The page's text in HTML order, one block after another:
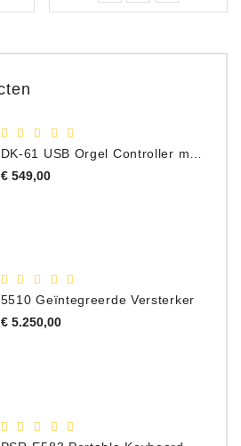
€ 549,00Prijs
5510 Geïntegreerde Versterker
€ 5.250,00Prijs